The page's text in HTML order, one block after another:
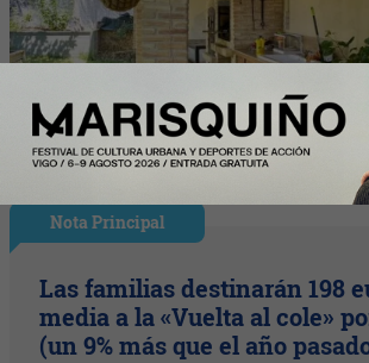
Nota Principal
Las familias destinarán 198
media a la «Vuelta al cole»
(un 9% más que el año